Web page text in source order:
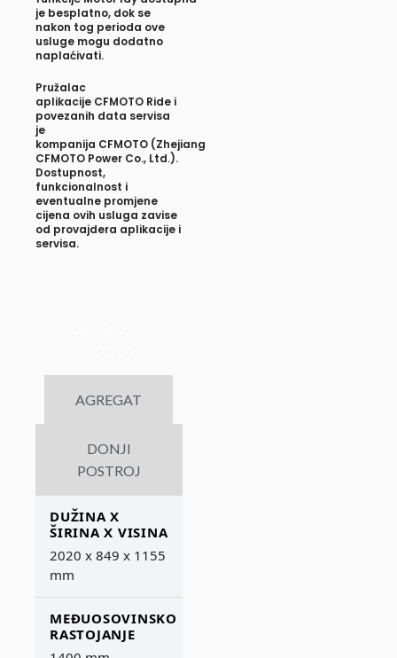
je besplatno, dok se
nakon tog perioda ove
usluge mogu dodatno
naplaćivati.
Pružalac
aplikacije CFMOTO Ride i
povezanih data servisa
je
kompanija CFMOTO (Zhejiang
CFMOTO Power Co., Ltd.).
Dostupnost,
funkcionalnost i
eventualne promjene
cijena ovih usluga zavise
od provajdera aplikacije i
servisa.
AGREGAT
DONJI
POSTROJ
DUŽINA X
ŠIRINA X VISINA
2020 x 849 x 1155
mm
MEĐUOSOVINSKO
RASTOJANJE